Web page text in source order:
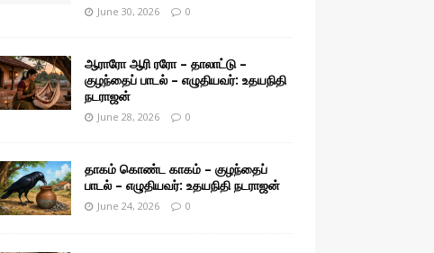
June 30, 2026 0
ஆராரோ ஆரி ரரோ – தாலாட்டு –
குழந்தைப் பாடல் – எழுதியவர்: உதயநிதி
நடராஜன்
June 28, 2026 0
தாகம் கொண்ட காகம் – குழந்தைப்
பாடல் – எழுதியவர்: உதயநிதி நடராஜன்
June 24, 2026 0